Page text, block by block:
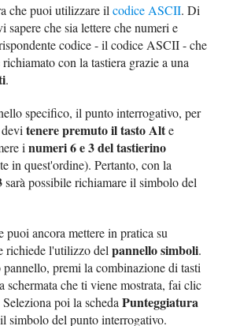
che puoi utilizzare ilcodice ASCII. Di
sapere che sia lettere che numeri e
codice - il codice ASCII - che
con la tastiera grazie a una
.
specifico, il punto interrogativo, per
devitenere premuto il tasto Alte
inumeri 6 e 3 del tastierino
in quest'ordine). Pertanto, con la
sarà possibile richiamare il simbolo del
puoi ancora mettere in pratica su
richiede l'utilizzo delpannello simboli.
pannello, premi la combinazione di tasti
schermata che ti viene mostrata, fai clic
Seleziona poi la schedaPunteggiatura
simbolo del punto interrogativo.